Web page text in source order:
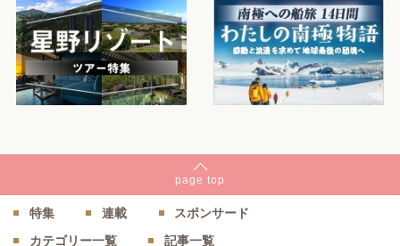
page top
特集 連載
スポンサード
カテゴリー一覧
記事一覧